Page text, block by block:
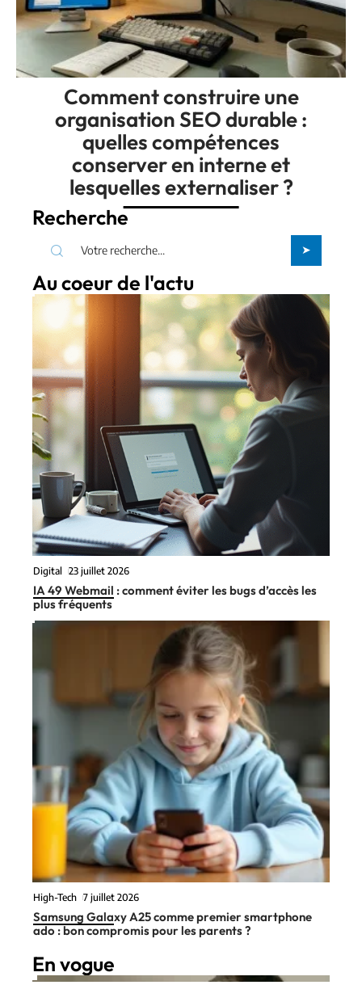
Comment construire une
organisation SEO durable :
quelles compétences
conserver en interne et
lesquelles externaliser ?
Recherche
Au coeur de l'actu
Digital 23 juillet 2026
IA 49 Webmail : comment éviter les bugs d’accès les
plus fréquents
High-Tech 7 juillet 2026
Samsung Galaxy A25 comme premier smartphone
ado : bon compromis pour les parents ?
En vogue